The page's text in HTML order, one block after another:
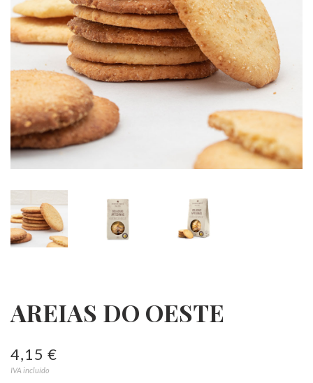
AREIAS DO OESTE
4,15 €
IVA incluído